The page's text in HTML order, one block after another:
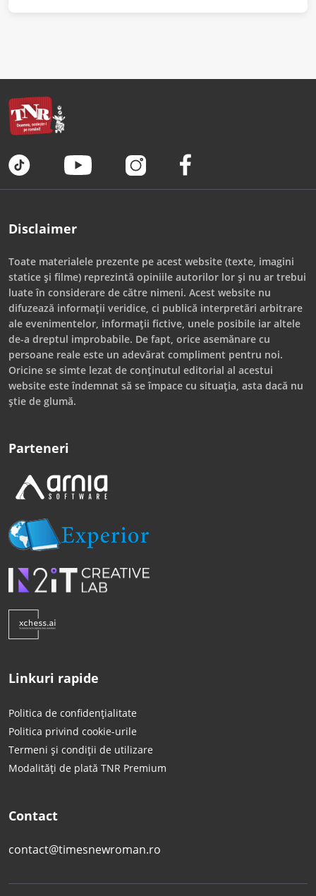
Disclaimer
Toate materialele prezente pe acest website (texte, imagini
statice și filme) reprezintă opiniile autorilor lor și nu ar trebui
luate în considerare de către nimeni. Acest website nu
difuzează informații veridice, ci publică interpretări arbitrare
ale evenimentelor, informații fictive, unele posibile iar altele
de-a dreptul improbabile. De fapt, orice asemănare cu
persoane reale este un adevărat compliment pentru noi.
Oricine se simte lezat de conținutul editorial al acestui
website este îndemnat să se împace cu situația, asta dacă nu
știe de glumă.
Parteneri
Linkuri rapide
Politica de confidențialitate
Politica privind cookie-urile
Termeni și condiții de utilizare
Modalități de plată TNR Premium
Contact
contact@timesnewroman.ro